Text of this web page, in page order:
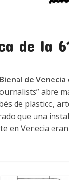
de la
Bienal de Venecia
abre
de plástico,
que una
en Venecia